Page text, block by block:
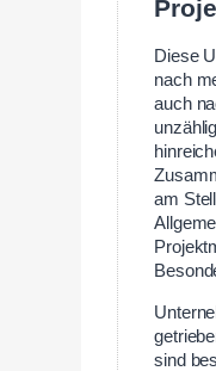
Diese
nach
auch
am
sind